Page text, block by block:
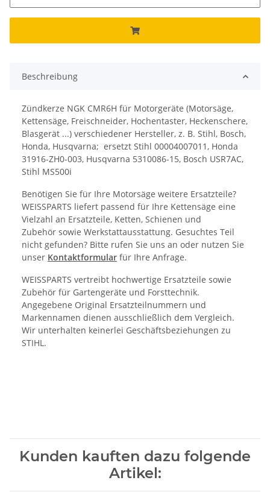
Beschreibung
Zündkerze NGK CMR6H für Motorgeräte (Motorsäge,
Kettensäge, Freischneider, Hochentaster, Heckenschere,
Blasgerät ...) verschiedener Hersteller, z. B. Stihl, Bosch,
Honda, Husqvarna; ersetzt Stihl 00004007011, Honda
31916-ZH0-003, Husqvarna 5310086-15, Bosch USR7AC,
Stihl MS500i
Benötigen Sie für Ihre Motorsäge weitere Ersatzteile?
WEISSPARTS liefert passend für Ihre Kettensäge eine
Vielzahl an Ersatzteile, Ketten, Schienen und
Zubehör sowie Werkstattausstattung. Gesuchtes Teil
nicht gefunden? Bitte rufen Sie uns an oder nutzen Sie
unser Kontaktformular für Ihre Anfrage.
WEISSPARTS vertreibt hochwertige Ersatzteile sowie
Zubehör für Gartengeräte und Forsttechnik.
Angegebene Original Ersatzteilnummern und
Markennamen dienen ausschließlich dem Vergleich.
Wir unterhalten keinerlei Geschäftsbeziehungen zu
STIHL.
Kunden kauften dazu folgende
Artikel: